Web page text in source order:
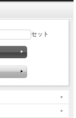
セット